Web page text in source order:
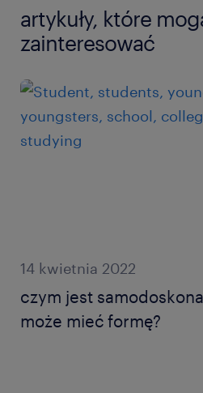
artykuły, które
zainteresować
14 kwietnia 2022
czym jest
może mieć formę?